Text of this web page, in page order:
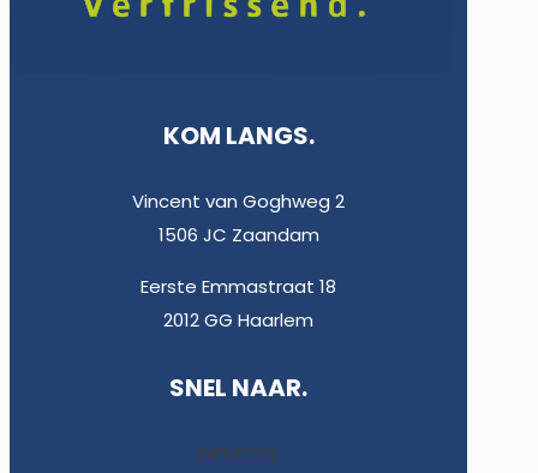
KOM LANGS.
Vincent van Goghweg 2
1506 JC Zaandam
Eerste Emmastraat 18
2012 GG Haarlem
SNEL NAAR.
DIENSTEN